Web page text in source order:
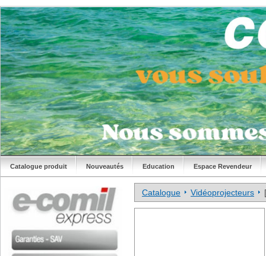
Catalogue produit Nouveautés Education Espace Revendeur
Catalogue Vidéoprojecteurs